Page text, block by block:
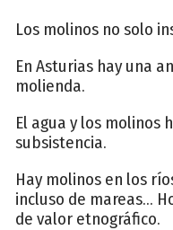
Los molinos no solo
En Asturias hay una
molienda.
El agua y los molinos
subsistencia.
Hay molinos en los
incluso de mareas...
de valor etnográfico.